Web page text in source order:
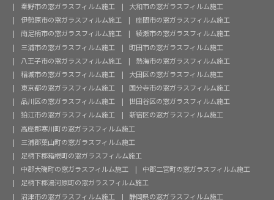
秦野市の窓ガラスフィルム施工
大和市の窓ガラスフィルム施工
伊勢原市の窓ガラスフィルム施工
座間市の窓ガラスフィルム施工
南足柄市の窓ガラスフィルム施工
綾瀬市の窓ガラスフィルム施工
三浦市の窓ガラスフィルム施工
町田市の窓ガラスフィルム施工
八王子市の窓ガラスフィルム施工
熱海市の窓ガラスフィルム施工
稲城市の窓ガラスフィルム施工
大田区の窓ガラスフィルム施工
東京都の窓ガラスフィルム施工
国分寺市の窓ガラスフィルム施工
品川区の窓ガラスフィルム施工
世田谷区の窓ガラスフィルム施工
狛江市の窓ガラスフィルム施工
新宿区の窓ガラスフィルム施工
高座郡寒川町の窓ガラスフィルム施工
三浦郡葉山町の窓ガラスフィルム施工
足柄下郡箱根町の窓ガラスフィルム施工
中郡大磯町の窓ガラスフィルム施工
中郡二宮町の窓ガラスフィルム施工
足柄下郡湯河原町の窓ガラスフィルム施工
沼津市の窓ガラスフィルム施工
静岡県の窓ガラスフィルム施工